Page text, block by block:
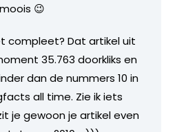
😉
compleet? Dat artikel uit
35.763 doorkliks en
dan de nummers 10 in
all time. Zie ik iets
je gewoon je artikel even